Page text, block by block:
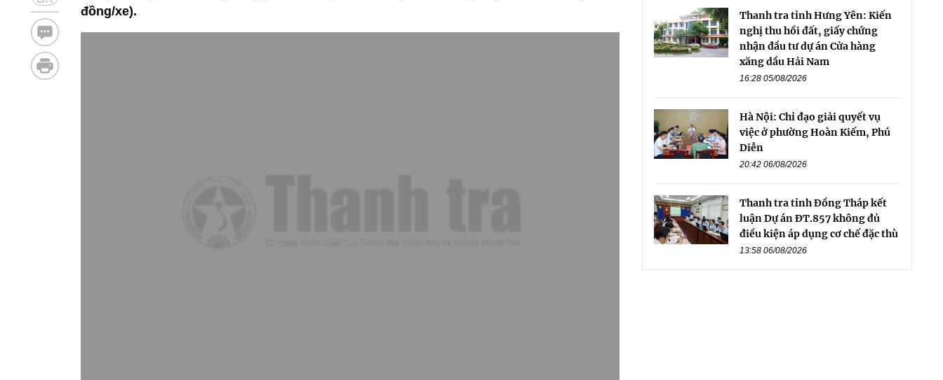
đồng/xe).
Thanh tra tỉnh Hưng Yên: Kiến
nghị thu hồi đất, giấy chứng
nhận đầu tư dự án Cửa hàng
xăng dầu Hải Nam
16:28 05/08/2026
Hà Nội: Chỉ đạo giải quyết vụ
việc ở phường Hoàn Kiếm, Phú
Diễn
20:42 06/08/2026
Thanh tra tỉnh Đồng Tháp kết
luận Dự án ĐT.857 không đủ
điều kiện áp dụng cơ chế đặc thù
13:58 06/08/2026